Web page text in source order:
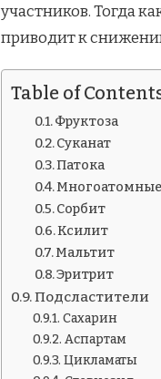
участников. Тогда
приводит к
Table of
Фруктоза
Суканат
Патока
Сорбит
Ксилит
Мальтит
Эритрит
Подсластители
Сахарин
Аспартам
Цикламаты